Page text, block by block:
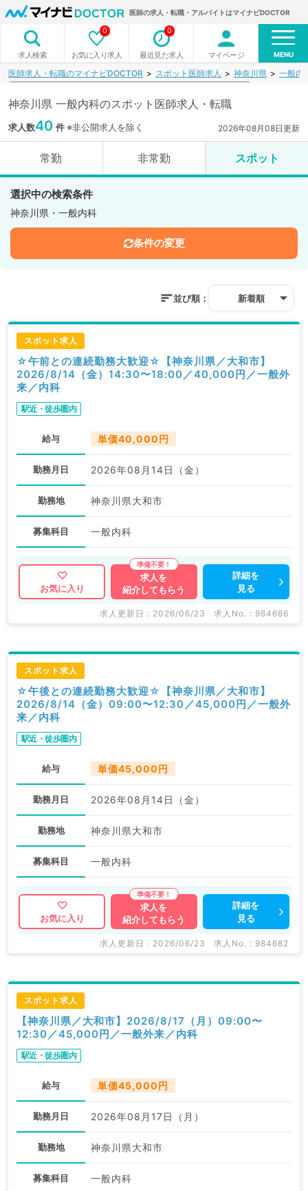
医師の求人・転職・アルバイトはマイナビDOCTOR
求人検索 お気に入り求人
0
最近見た求人
0
マイページ MENU
医師求人・転職のマイナビDOCTOR スポット医師求人 神奈川県 一般内
神奈川県 一般内科のスポット医師求人・転職
求人数40 件※非公開求人を除く 2026年08月08日更新
常勤 非常勤 スポット
選択中の検索条件
神奈川県・一般内科
条件の変更
並び順： 新着順
スポット求人
☆午前との連続勤務大歓迎☆【神奈川県／大和市】
2026/8/14（金）14:30〜18:00／40,000円／一般外
来／内科
駅近・徒歩圏内
給与 単価40,000円
勤務月日 2026年08月14日（金）
勤務地 神奈川県大和市
募集科目 一般内科
お気に入り
求人を
紹介してもらう
詳細を
見る
求人更新日 : 2026/06/23 求人No. : 984686
スポット求人
☆午後との連続勤務大歓迎☆【神奈川県／大和市】
2026/8/14（金）09:00〜12:30／45,000円／一般外
来／内科
駅近・徒歩圏内
給与 単価45,000円
勤務月日 2026年08月14日（金）
勤務地 神奈川県大和市
募集科目 一般内科
お気に入り
求人を
紹介してもらう
詳細を
見る
求人更新日 : 2026/06/23 求人No. : 984682
スポット求人
【神奈川県／大和市】2026/8/17（月）09:00〜
12:30／45,000円／一般外来／内科
駅近・徒歩圏内
給与 単価45,000円
勤務月日 2026年08月17日（月）
勤務地 神奈川県大和市
募集科目 一般内科